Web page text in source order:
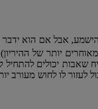
אבל אם הוא
יותר של
שאבות יכולים
לעזור לו לחוש